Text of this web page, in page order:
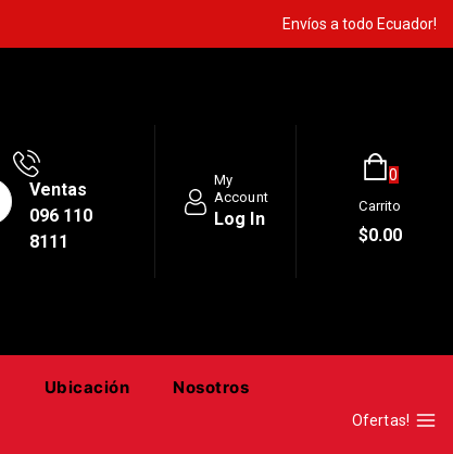
Envíos a todo Ecuador!
Ventas
096 110
8111
My
Account
Log In
0
Carrito
$0.00
Ubicación Nosotros
Ofertas!